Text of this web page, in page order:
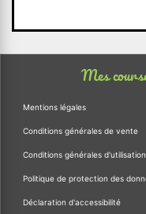
Mes
Mentions légales
Conditions générales de vente
Conditions générales d'utilisation
Politique de protection des
Déclaration d'accessibilité